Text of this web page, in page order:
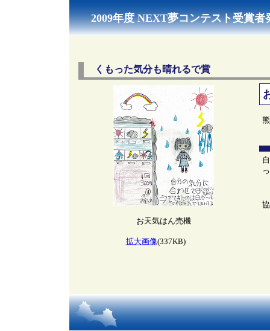
2009年度 NEXT夢コンテスト受賞者
くもった気分も晴れるで賞
お天気はん売機
拡大画像(337KB)